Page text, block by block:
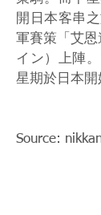
開日本客串
軍賽策「艾恩
イン）上陣
星期於日本開
Source: